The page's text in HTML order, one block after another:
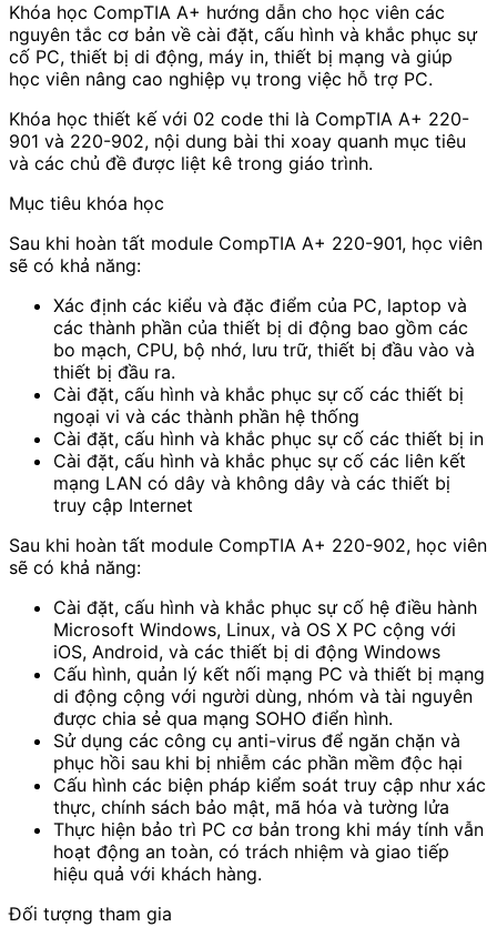
Khóa học CompTIA A+ hướng dẫn cho học viên các
nguyên tắc cơ bản về cài đặt, cấu hình và khắc phục sự
cố PC, thiết bị di động, máy in, thiết bị mạng và giúp
học viên nâng cao nghiệp vụ trong việc hỗ trợ PC.
Khóa học thiết kế với 02 code thi là CompTIA A+ 220-
901 và 220-902, nội dung bài thi xoay quanh mục tiêu
và các chủ đề được liệt kê trong giáo trình.
Mục tiêu khóa học
Sau khi hoàn tất module CompTIA A+ 220-901, học viên
sẽ có khả năng:
Xác định các kiểu và đặc điểm của PC, laptop và
các thành phần của thiết bị di động bao gồm các
bo mạch, CPU, bộ nhớ, lưu trữ, thiết bị đầu vào và
thiết bị đầu ra.
Cài đặt, cấu hình và khắc phục sự cố các thiết bị
ngoại vi và các thành phần hệ thống
Cài đặt, cấu hình và khắc phục sự cố các thiết bị in
Cài đặt, cấu hình và khắc phục sự cố các liên kết
mạng LAN có dây và không dây và các thiết bị
truy cập Internet
Sau khi hoàn tất module CompTIA A+ 220-902, học viên
sẽ có khả năng:
Cài đặt, cấu hình và khắc phục sự cố hệ điều hành
Microsoft Windows, Linux, và OS X PC cộng với
iOS, Android, và các thiết bị di động Windows
Cấu hình, quản lý kết nối mạng PC và thiết bị mạng
di động cộng với người dùng, nhóm và tài nguyên
được chia sẻ qua mạng SOHO điển hình.
Sử dụng các công cụ anti-virus để ngăn chặn và
phục hồi sau khi bị nhiễm các phần mềm độc hại
Cấu hình các biện pháp kiểm soát truy cập như xác
thực, chính sách bảo mật, mã hóa và tường lửa
Thực hiện bảo trì PC cơ bản trong khi máy tính vẫn
hoạt động an toàn, có trách nhiệm và giao tiếp
hiệu quả với khách hàng.
Đối tượng tham gia